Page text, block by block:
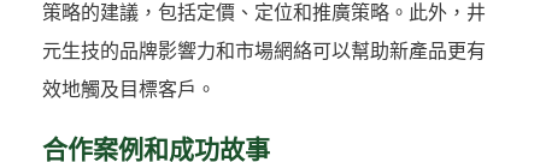
策略的建議，包括定價、定位和推廣策略。此外，井
元生技的品牌影響力和市場網絡可以幫助新產品更有
效地觸及目標客戶。
合作案例和成功故事